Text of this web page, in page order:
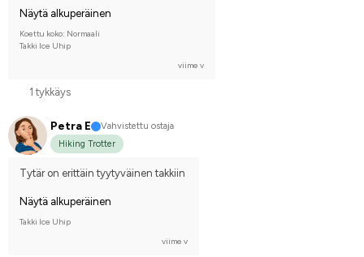
Näytä alkuperäinen
Koettu koko: Normaali
Takki Ice Uhip
viime v
1 tykkäys
Petra E
Vahvistettu ostaja
Hiking Trotter
Tytär on erittäin tyytyväinen takkiin
Näytä alkuperäinen
Takki Ice Uhip
viime v